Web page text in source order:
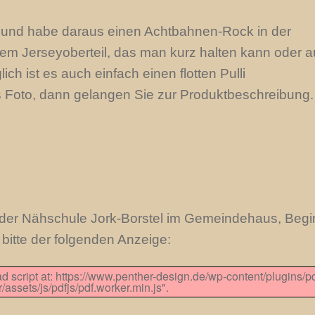
habe daraus einen Achtbahnen-Rock in der
Jerseyoberteil, das man kurz halten kann oder
ist es auch einfach einen flotten Pulli
dann gelangen Sie zur Produktbeschreibung.
Nähschule Jork-Borstel im Gemeindehaus,
der folgenden Anzeige:
script at: https://www.penther-design.de/wp-content/plugins/
assets/js/pdfjs/pdf.worker.min.js".